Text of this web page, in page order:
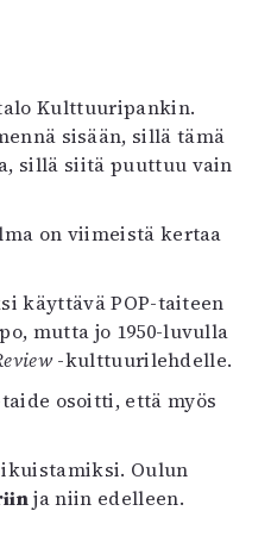
Kulttuuripankin.
sisään, sillä tämä
sillä siitä puuttuu vain
on viimeistä kertaa
käyttävä POP-taiteen
mutta jo 1950-luvulla
-kulttuurilehdelle.
osoitti, että myös
Oulun
ja niin edelleen.